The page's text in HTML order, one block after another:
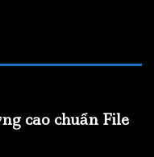
cao chuẩn File